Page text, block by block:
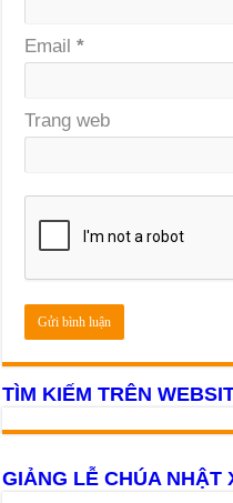
Email*
Trang web
TÌM KIẾM TRÊN
GIẢNG LỄ CHÚA NHẬT